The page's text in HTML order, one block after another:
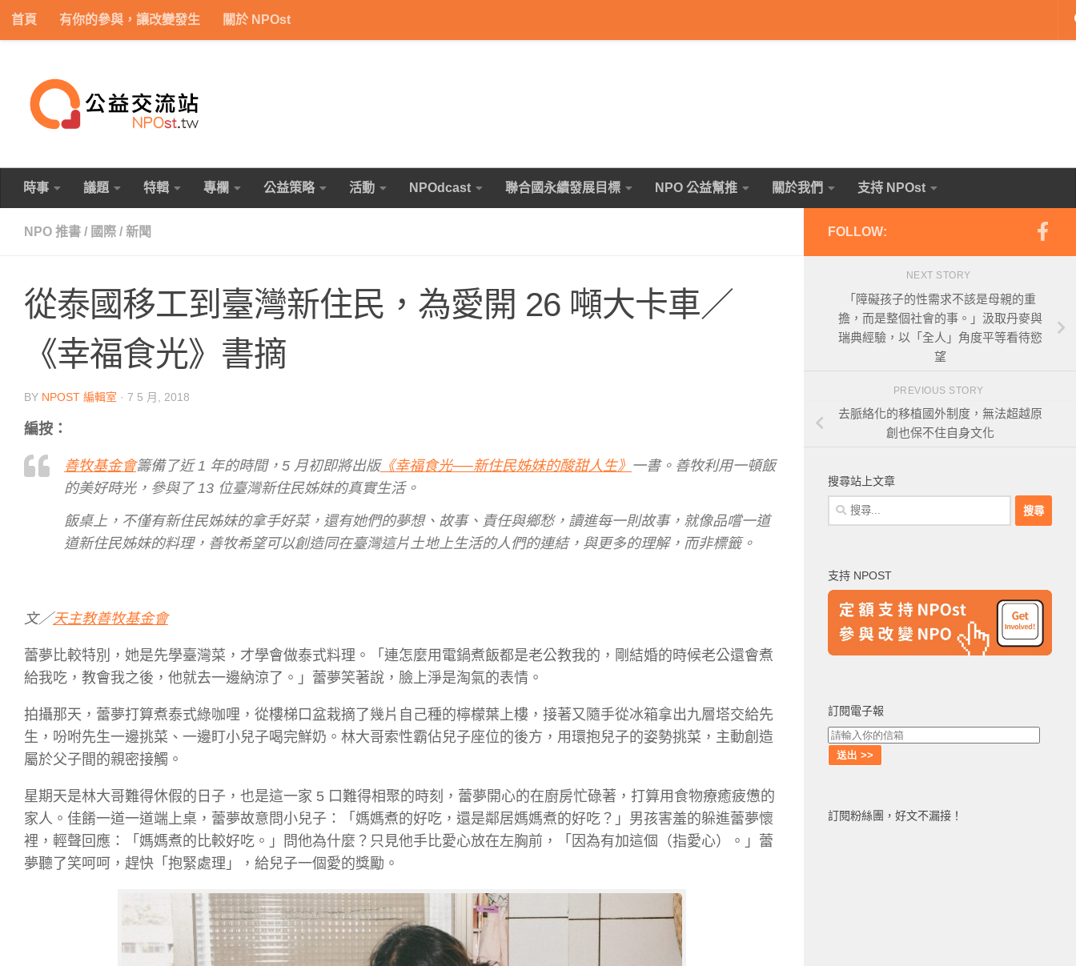
Skip to content
首頁 有你的參與，讓改變發生 關於 NPOst
時事 議題 特輯 專欄 公益策略 活動 NPOdcast 聯合國永續發展目標 NPO 公益幫推 關於我們 支持 NPOst
NPO 推書 / 國際 / 新聞
從泰國移工到臺灣新住民，為愛開 26 噸大卡車／
《幸福食光》書摘
BY NPOST 編輯室 · 7 5 月, 2018
編按：
善牧基金會籌備了近 1 年的時間，5 月初即將出版《幸福食光──新住民姊妹的酸甜人生》 一書。善牧利用一頓飯
的美好時光，參與了 13 位臺灣新住民姊妹的真實生活。
飯桌上，不僅有新住民姊妹的拿手好菜，還有她們的夢想、故事、責任與鄉愁，讀進每一則故事，就像品嚐一道
道新住民姊妹的料理，善牧希望可以創造同在臺灣這片土地上生活的人們的連結，與更多的理解，而非標籤。
文／天主教善牧基金會
蕾夢比較特別，她是先學臺灣菜，才學會做泰式料理。「連怎麼用電鍋煮飯都是老公教我的，剛結婚的時候老公還會煮
給我吃，教會我之後，他就去一邊納涼了。」蕾夢笑著說，臉上淨是淘氣的表情。
拍攝那天，蕾夢打算煮泰式綠咖哩，從樓梯口盆栽摘了幾片自己種的檸檬葉上樓，接著又隨手從冰箱拿出九層塔交給先
生，吩咐先生一邊挑菜、一邊盯小兒子喝完鮮奶。林大哥索性霸佔兒子座位的後方，用環抱兒子的姿勢挑菜，主動創造
屬於父子間的親密接觸。
星期天是林大哥難得休假的日子，也是這一家 5 口難得相聚的時刻，蕾夢開心的在廚房忙碌著，打算用食物療癒疲憊的
家人。佳餚一道一道端上桌，蕾夢故意問小兒子：「媽媽煮的好吃，還是鄰居媽媽煮的好吃？」男孩害羞的躲進蕾夢懷
裡，輕聲回應：「媽媽煮的比較好吃。」問他為什麼？只見他手比愛心放在左胸前，「因為有加這個（指愛心）。」蕾
夢聽了笑呵呵，趕快「抱緊處理」，給兒子一個愛的獎勵。
FOLLOW:
NEXT STORY
「障礙孩子的性需求不該是母親的重
擔，而是整個社會的事。」汲取丹麥與
瑞典經驗，以「全人」角度平等看待慾
望
PREVIOUS STORY
去脈絡化的移植國外制度，無法超越原
創也保不住自身文化
搜尋站上文章
搜
尋
字:
支持 NPOST
訂閱電子報
訂閱粉絲團，好文不漏接！